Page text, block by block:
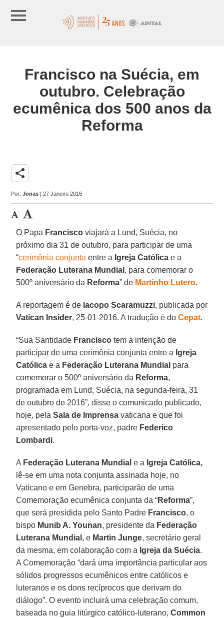
Francisco na Suécia, em
outubro. Celebração
ecumênica dos 500 anos da
Reforma
share
Por:Jonas | 27 Janeiro 2016
O Papa Francisco viajará a Lund, Suécia, no
próximo dia 31 de outubro, para participar de uma
“cerimônia conjunta entre a Igreja Católica e a
Federação Luterana Mundial , para comemorar o
500º aniversário da Reforma” de Martinho Lutero.
A reportagem é de Iacopo Scaramuzzi, publicada por
Vatican Insider, 25-01-2016. A tradução é doCepat.
“Sua Santidade Francisco tem a intenção de
participar de uma cerimônia conjunta entre a Igreja
Católica e a Federação Luterana Mundial para
comemorar o 500º aniversário da Reforma,
programada em Lund, Suécia, na segunda-feira, 31
de outubro de 2016”, disse o comunicado publicado,
hoje, pelaSala de Imprensa vaticana e que foi
apresentado pelo porta-voz, padre Federico
Lombardi.
A Federação Luterana Mundial e a Igreja Católica,
lê-se em uma nota conjunta assinada hoje, no
Vaticano e em Genebra, participarão de uma
Comemoração ecumênica conjunta da “Reforma”,
que será presidida pelo Santo Padre Francisco, o
bispo Munib A. Younan, presidente da Federação
Luterana Mundial , e Martin Junge, secretário geral
da mesma, em colaboração com a Igreja da Suécia.
A Comemoração “dará uma importância particular aos
sólidos progressos ecumênicos entre católicos e
luteranos e os dons recíprocos que derivam do
diálogo”. O evento incluirá uma celebração comum,
baseada no guia litúrgico católico-luterano,Common